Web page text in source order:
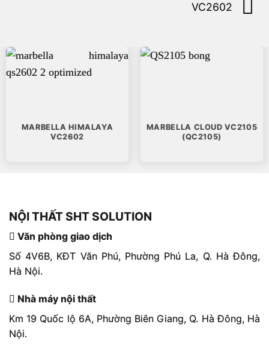
VC2602
MARBELLA HIMALAYA
VC2602
MARBELLA CLOUD VC2105
(QC2105)
NỘI THẤT SHT SOLUTION
Văn phòng giao dịch
Số 4V6B, KĐT Văn Phú, Phường Phú La, Q. Hà Đông,
Hà Nội.
Nhà máy nội thất
Km 19 Quốc lộ 6A, Phường Biên Giang, Q. Hà Đông, Hà
Nội.